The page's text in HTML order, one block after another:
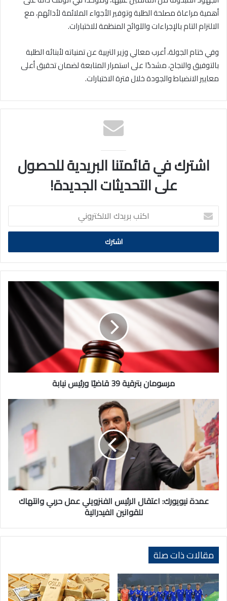
أهمية مراعاة مصلحة الطلبة وتوفير الأجواء الملائمة لأدائهم، مع
الالتزام التام بالإجراءات واللوائح المنظمة للاختبارات.
وفي ختام الجولة، أعرب معالي وزير التربية عن تمنياته لأبنائه الطلبة
بالتوفيق والنجاح، مشددًا على استمرار المتابعة لضمان تحقيق أعلى
معايير الانضباط والجودة خلال فترة الاختبارات.
اشترك في قائمتنا البريدية للحصول
على التحديثات الجديدة!
اكتب
بريدك
الالكتروني
مرسومان
بترقية
39
قاضيًا
ورئيس
نيابة
مرسومان بترقية 39 قاضيًا ورئيس نيابة
عمدة
نيويورك:
اعتقال
الرئيس
الفنزويلي
عمل
حربي
وانتهاك
للقوانين
الفيدرالية
عمدة نيويورك: اعتقال الرئيس الفنزويلي عمل حربي وانتهاك
للقوانين الفيدرالية
مقالات ذات صلة